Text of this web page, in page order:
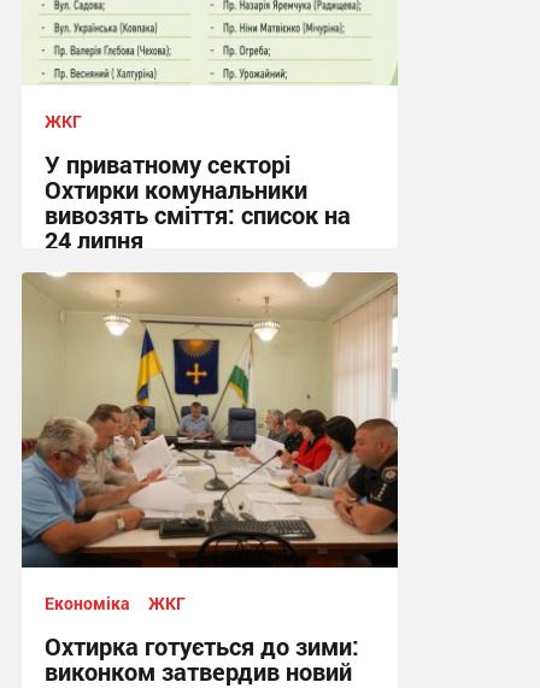
ЖКГ
У приватному секторі
Охтирки комунальники
вивозять сміття: список на
24 липня
20:58, 23.07.2026
Економіка ЖКГ
Охтирка готується до зими:
виконком затвердив новий